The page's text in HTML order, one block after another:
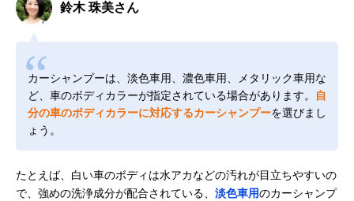
鈴木 珠美さん
カーシャンプーは、淡色車用、濃色車用、メタリック車用な
ど、車のボディカラーが指定されている場合があります。
自
分の車のボディカラーに対応するカーシャンプーを選びまし
ょう。
たとえば、白い車のボディは水アカなどの汚れが目立ちやすいの
で、強めの洗浄成分が配合されている、 淡色車用のカーシャンプ